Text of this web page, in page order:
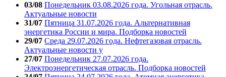
03/08 Понедельник 03.08.2026 года. Угольная отрасль.
Актуальные новости
31/07 Пятница 31.07.2026 года. Альтернативная
энергетика России и мира. Подборка новостей
29/07 Среда 29.07.2026 года. Нефтегазовая отрасль.
Актуальные новости у
27/07 Понедельник 27.07.2026 года.
Электроэнергетическая отрасль. Подборка новостей